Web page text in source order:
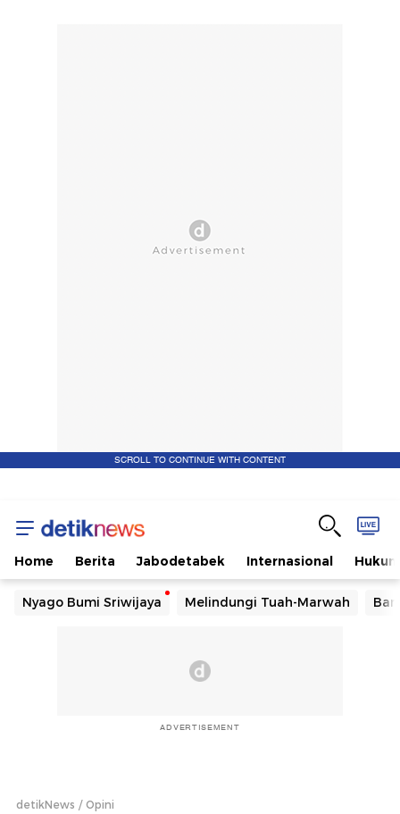
SCROLL TO CONTINUE WITH CONTENT
Home Berita Jabodetabek Internasional Hukum
Nyago Bumi Sriwijaya Melindungi Tuah-Marwah
ADVERTISEMENT
detikNews Opini